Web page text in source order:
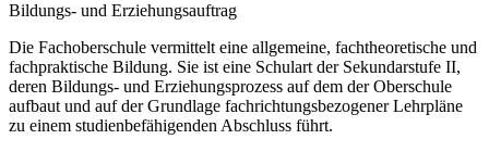
Bildungs- und Erziehungsauftrag
Die Fachoberschule vermittelt eine allgemeine, fachtheoretische und
fachpraktische Bildung. Sie ist eine Schulart der Sekundarstufe II,
deren Bildungs- und Erziehungsprozess auf dem der Oberschule
aufbaut und auf der Grundlage fachrichtungsbezogener Lehrpläne
zu einem studienbefähigenden Abschluss führt.